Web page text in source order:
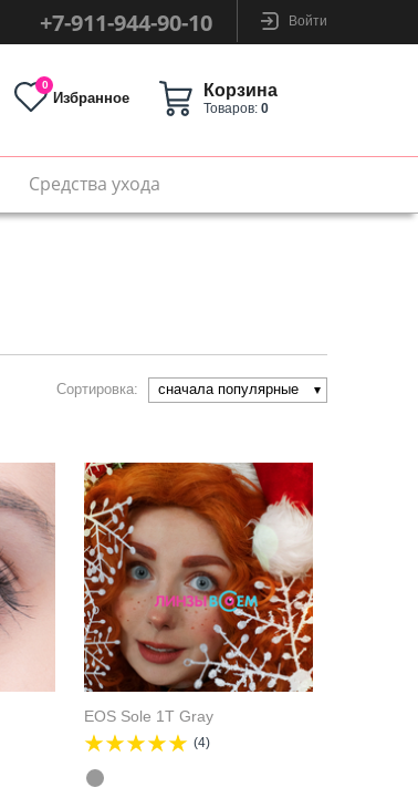
Войти
+7-911-944-90-10
0
Избранное Корзина
Товаров:0
Средства ухода
Сортировка: сначала популярные
EOS Sole 1T Gray
(4)